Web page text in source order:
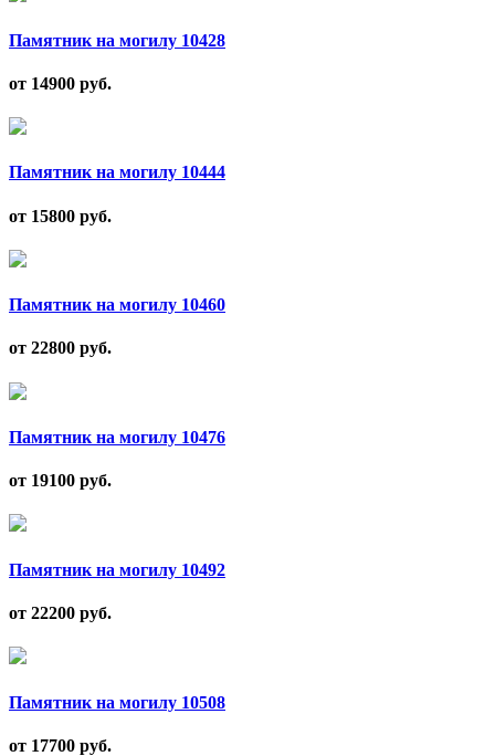
Памятник на могилу 10428
от 14900 руб.
Памятник на могилу 10444
от 15800 руб.
Памятник на могилу 10460
от 22800 руб.
Памятник на могилу 10476
от 19100 руб.
Памятник на могилу 10492
от 22200 руб.
Памятник на могилу 10508
от 17700 руб.